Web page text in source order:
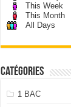
This Week
This Month
All Days
Catégories
1 BAC